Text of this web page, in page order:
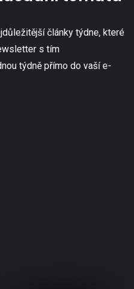
články týdne, které
s tím
týdně přímo do vaší e-